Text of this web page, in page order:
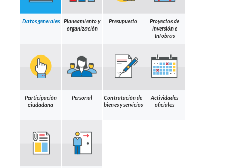
Datos generales
Planeamiento y
organización
Presupuesto
Proyectos de
inversión e
Infobras
Participación
ciudadana
Personal
Contratación de
bienes y servicios
Actividades
oficiales